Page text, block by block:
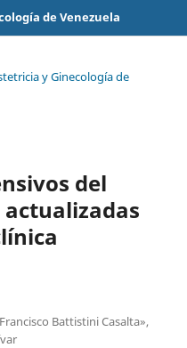
de Venezuela
y Ginecología de
del
Battistini Casalta»,